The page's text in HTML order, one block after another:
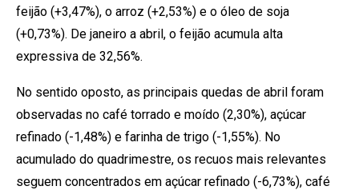
feijão (+3,47%), o arroz (+2,53%) e o óleo de soja
(+0,73%). De janeiro a abril, o feijão acumula alta
expressiva de 32,56%.
No sentido oposto, as principais quedas de abril foram
observadas no café torrado e moído (2,30%), açúcar
refinado (-1,48%) e farinha de trigo (-1,55%). No
acumulado do quadrimestre, os recuos mais relevantes
seguem concentrados em açúcar refinado (-6,73%), café